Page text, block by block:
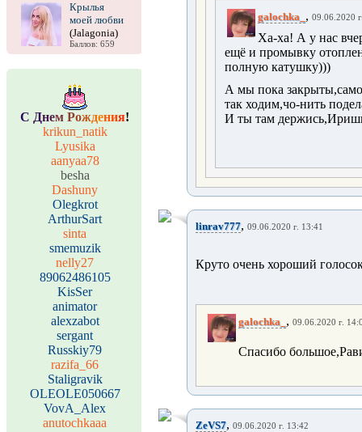
Крылья
моей любви
(Jalagonia)
Баллов: 659
С Днем Рождения!
krikun_natik
Lyusika
aanyaa78
besha
Dashuny
Olegkrot
ArthurSart
sinta
smemuzik
nelly27
89062486105
KisSer
animator
alexzabot
sergant
Russkiy79
razifa_66
Staligravik
OLEOLE050667
VovA_Alex
anutochkaaa
galochka_ , 09.06.2020
Ха-ха! А у нас
ещё и промывку
полную катушку)))
А мы пока
так ходим,чо-нить
И ты там
linrav777, 09.06.2020 г. 13:41
Круто очень хороший
galochka_ , 09.06.2020 г.
Спасибо
ZeVS7, 09.06.2020 г. 13:42